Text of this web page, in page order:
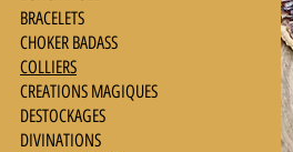
BRACELETS
CHOKER BADASS
COLLIERS
CREATIONS MAGIQUES
DESTOCKAGES
DIVINATIONS